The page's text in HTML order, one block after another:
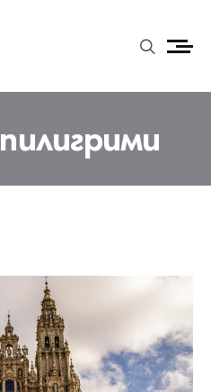
пилигрими